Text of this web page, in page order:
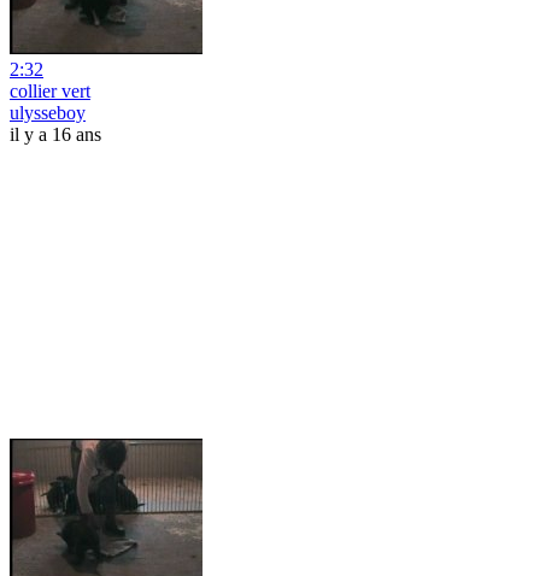
2:32
collier vert
ulysseboy
il y a 16 ans